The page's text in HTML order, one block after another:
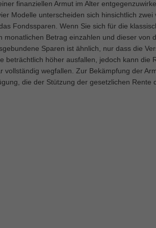
finanziellen Armut im Alter
Modelle unterscheiden sich hinsichtlich
Fondssparen. Wenn Sie sich für die
monatlichen Betrag einzahlen und dieser von
Sparen ist ähnlich, nur dass die
beträchtlich höher ausfallen, jedoch kann die
vollständig wegfallen. Zur Bekämpfung der
die der Stützung der gesetzlichen Rente